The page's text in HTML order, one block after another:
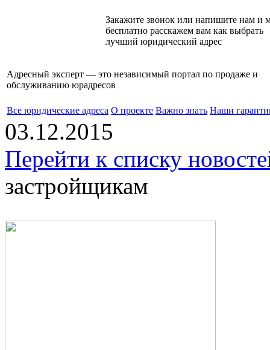
Закажите звонок или напишите нам и
бесплатно расскажем вам как выбрать
лучший юридический адрес
Адресный эксперт — это независимый портал по продаже и
обслуживанию юрадресов
Все юридические адреса О проекте Важно знать Наши
03.12.2015
Перейти к списку
застройщикам